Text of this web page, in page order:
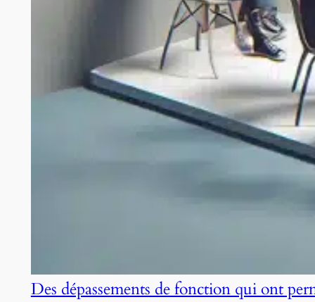
Des dépassements de fonction qui ont